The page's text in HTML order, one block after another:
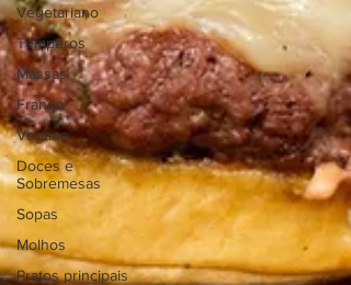
Vegetariano
Temperos
Massas
Frango
Vegana
Doces e
Sobremesas
Sopas
Molhos
Pratos principais